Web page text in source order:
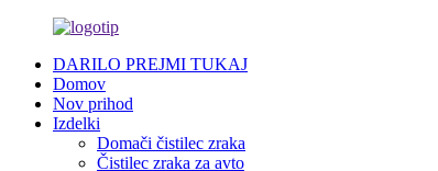
DARILO PREJMI TUKAJ
Domov
Nov prihod
Izdelki
Domači čistilec zraka
Čistilec zraka za avto